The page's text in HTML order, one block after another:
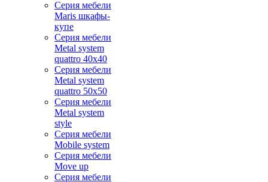
Серия мебели
Maris шкафы-
купе
Серия мебели
Metal system
quattro 40x40
Серия мебели
Metal system
quattro 50x50
Серия мебели
Metal system
style
Серия мебели
Mobile system
Серия мебели
Move up
Серия мебели